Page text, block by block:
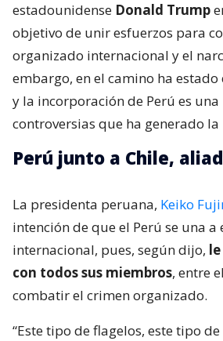
estadounidense Donald Trump
objetivo de unir esfuerzos para
organizado internacional y el
embargo, en el camino ha
y la incorporación de Perú es
controversias que ha generado
Perú junto a Chile,
La presidenta peruana, Keiko
intención de que el Perú se una a
internacional, pues, según dijo,
con todos sus miembros, entre
combatir el crimen organizado.
“Este tipo de flagelos, este tipo